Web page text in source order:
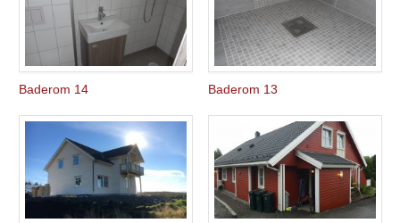
Baderom 14 Baderom 13